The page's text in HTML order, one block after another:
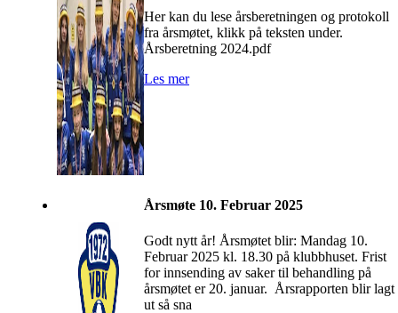
Her kan du lese årsberetningen og protokoll
fra årsmøtet, klikk på teksten under.
Årsberetning 2024.pdf
Les mer
Årsmøte 10. Februar 2025
Godt nytt år! Årsmøtet blir: Mandag 10.
Februar 2025 kl. 18.30 på klubbhuset. Frist
for innsending av saker til behandling på
årsmøtet er 20. januar. Årsrapporten blir lagt
ut så sna